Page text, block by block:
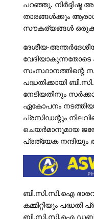
പറഞ്ഞു. നിർദ്ദിഷ്ട
താരങ്ങൾക്കും
സൗകര്യങ്ങൾ
ദേശീയ-
സംസ്ഥാനത്തിന്റെ
പദ്ധതിക്കായി
നേടിയതിനും
ഏകോപനം
പ്രസിഡന്റും
ചെയർമാനുമായ
പ്രത്യേക നന്ദിയും
ബി.സി.സി.ഐ
കമ്മിറ്റിയും പദ്ധതി